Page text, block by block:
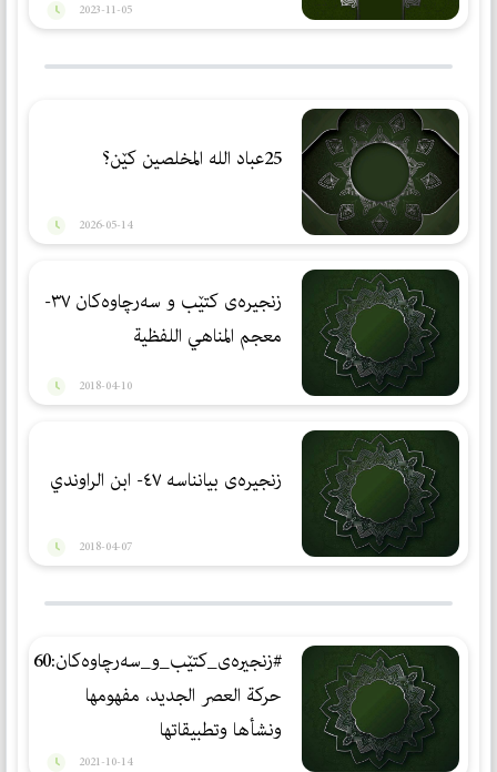
2023-11-05
25عباد الله المخلصین كێن؟
2026-05-14
زنجیرەی کتێب و سەرچاوەکان ٣٧-
معجم المناهي اللفظية
2018-04-10
زنجیرەی بیانناسە ٤٧- ابن الراوندي
2018-04-07
#زنجيره‌ى_كتێب_و_سه‌رچاوه‌كان:60
حركة العصر الجديد، مفهومها
ونشأها وتطبيقاتها
2021-10-14